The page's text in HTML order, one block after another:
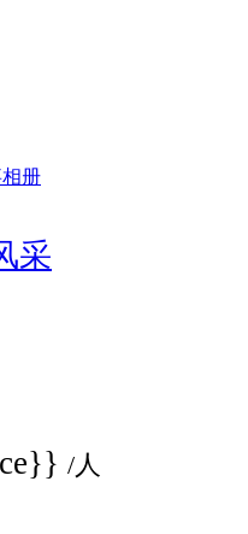
event?
册
采
/人